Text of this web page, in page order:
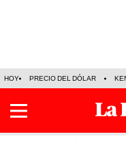
HOY PRECIO DEL DÓLAR